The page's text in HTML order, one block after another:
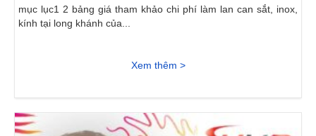
mục lục1 2 bảng giá tham khảo chi phí làm lan can sắt, inox,
kính tại long khánh của...
Xem thêm >